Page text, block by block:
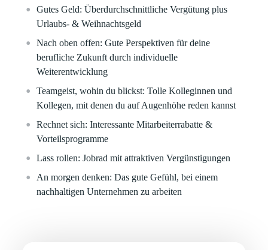
Gutes Geld:Überdurchschnittliche Vergütung plus
Urlaubs- & Weihnachtsgeld
Nach oben offen:Gute Perspektiven für deine
berufliche Zukunft durch individuelle
Weiterentwicklung
Teamgeist, wohin du blickst:Tolle Kolleginnen und
Kollegen, mit denen du auf Augenhöhe reden kannst
Rechnet sich:Interessante Mitarbeiterrabatte &
Vorteilsprogramme
Lass rollen:Jobrad mit attraktiven Vergünstigungen
An morgen denken:Das gute Gefühl, bei einem
nachhaltigen Unternehmen zu arbeiten